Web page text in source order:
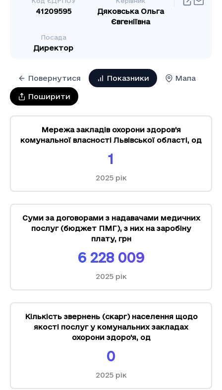
41209595
Дяковська Ольга
Євгеніївна
Посада
Директор
Повернутися Показники Мапа
Поширити
Мережа закладів охорони здоров'я
комунальної власності Львівської області, од
1
2025рік
Суми за договорами з надавачами медичних
послуг (бюджет ПМГ), з них на заробіну
плату, грн
6 228 009
2025рік
Кількість звернень (скарг) населення щодо
якості послуг у комунальних закладах
охорони здоро'я, од
0
2025рік